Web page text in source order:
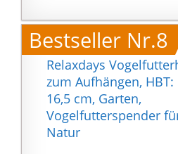
sicherlich
einmal
tage
Bestseller Nr.8
Relaxdays
zum Aufhängen, HBT:
16,5 cm, Garten,
Vogelfutterspender
Natur